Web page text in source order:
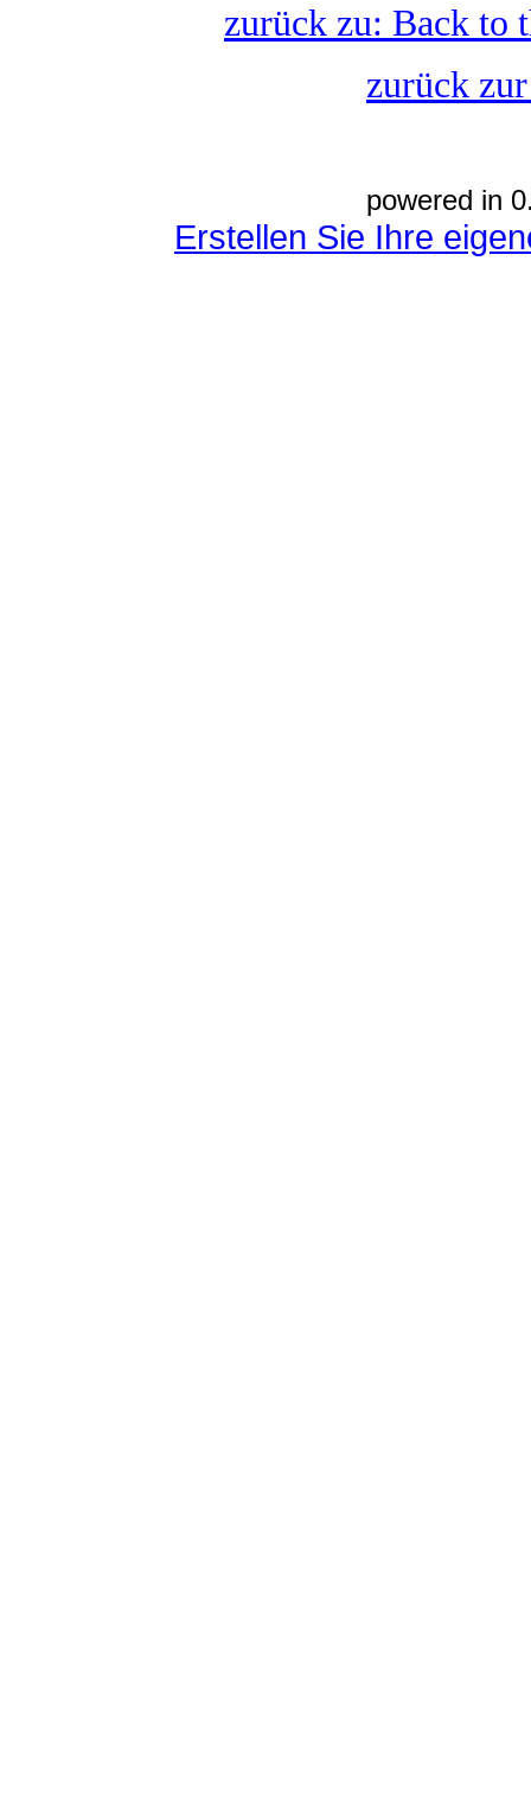
zurück zu: Back to
zurück
powered in
Erstellen Sie Ihre